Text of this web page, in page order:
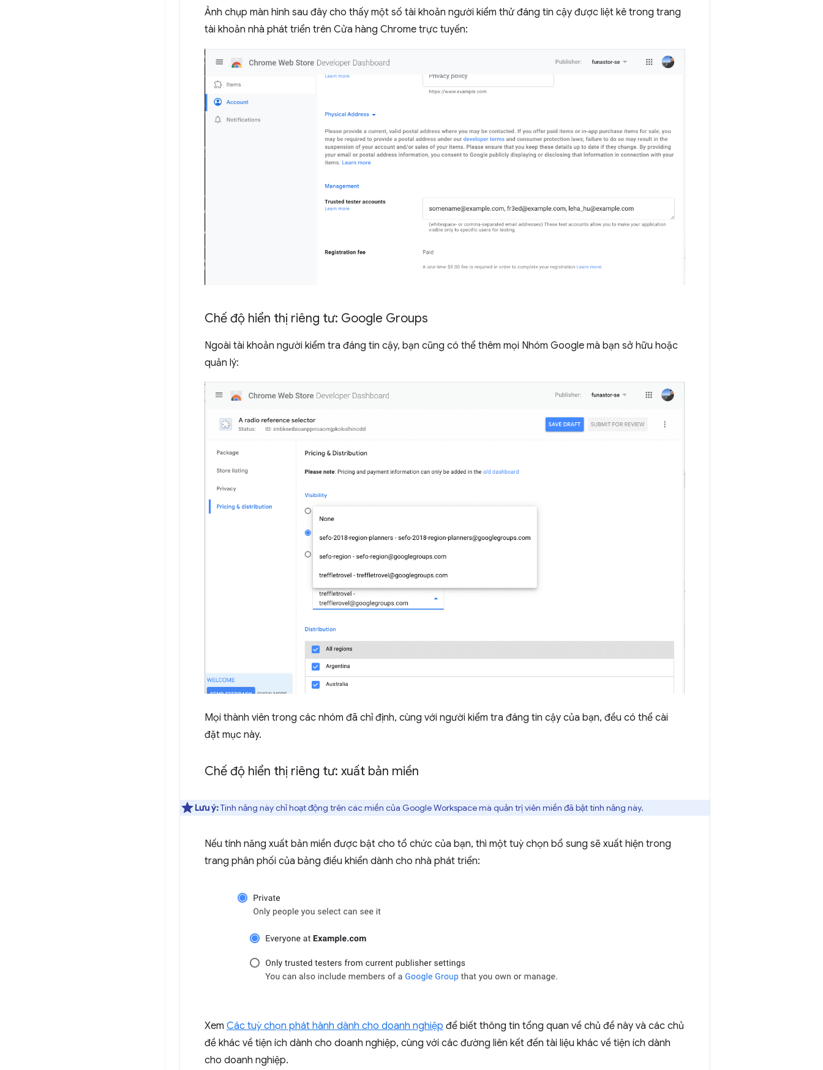
Ảnh chụp màn hình sau đây cho thấy một số tài khoản người kiểm thử đáng tin cậy được liệt kê trong trang
tài khoản nhà phát triển trên Cửa hàng Chrome trực tuyến:
Chế độ hiển thị riêng tư: Google Groups
Ngoài tài khoản người kiểm tra đáng tin cậy, bạn cũng có thể thêm mọi Nhóm Google mà bạn sở hữu hoặc
quản lý:
Mọi thành viên trong các nhóm đã chỉ định, cùng với người kiểm tra đáng tin cậy của bạn, đều có thể cài
đặt mục này.
Chế độ hiển thị riêng tư: xuất bản miền
Lưu ý:Tính năng này chỉ hoạt động trên các miền của Google Workspace mà quản trị viên miền đã bật tính năng này.
Nếu tính năng xuất bản miền được bật cho tổ chức của bạn, thì một tuỳ chọn bổ sung sẽ xuất hiện trong
trang phân phối của bảng điều khiển dành cho nhà phát triển:
Xem Các tuỳ chọn phát hành dành cho doanh nghiệp để biết thông tin tổng quan về chủ đề này và các chủ
đề khác về tiện ích dành cho doanh nghiệp, cùng với các đường liên kết đến tài liệu khác về tiện ích dành
cho doanh nghiệp.